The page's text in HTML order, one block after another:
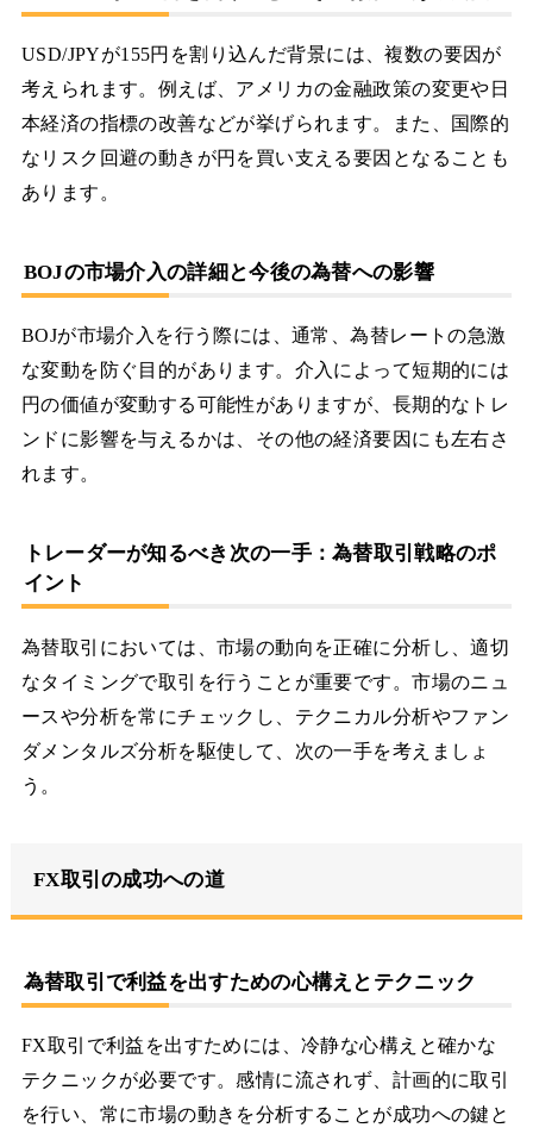
USD/JPYが155円を割り込んだ背景には、複数の要因が
考えられます。例えば、アメリカの金融政策の変更や日
本経済の指標の改善などが挙げられます。また、国際的
なリスク回避の動きが円を買い支える要因となることも
あります。
BOJの市場介入の詳細と今後の為替への影響
BOJが市場介入を行う際には、通常、為替レートの急激
な変動を防ぐ目的があります。介入によって短期的には
円の価値が変動する可能性がありますが、長期的なトレ
ンドに影響を与えるかは、その他の経済要因にも左右さ
れます。
トレーダーが知るべき次の一手：為替取引戦略のポ
イント
為替取引においては、市場の動向を正確に分析し、適切
なタイミングで取引を行うことが重要です。市場のニュ
ースや分析を常にチェックし、テクニカル分析やファン
ダメンタルズ分析を駆使して、次の一手を考えましょ
う。
FX取引の成功への道
為替取引で利益を出すための心構えとテクニック
FX取引で利益を出すためには、冷静な心構えと確かな
テクニックが必要です。感情に流されず、計画的に取引
を行い、常に市場の動きを分析することが成功への鍵と